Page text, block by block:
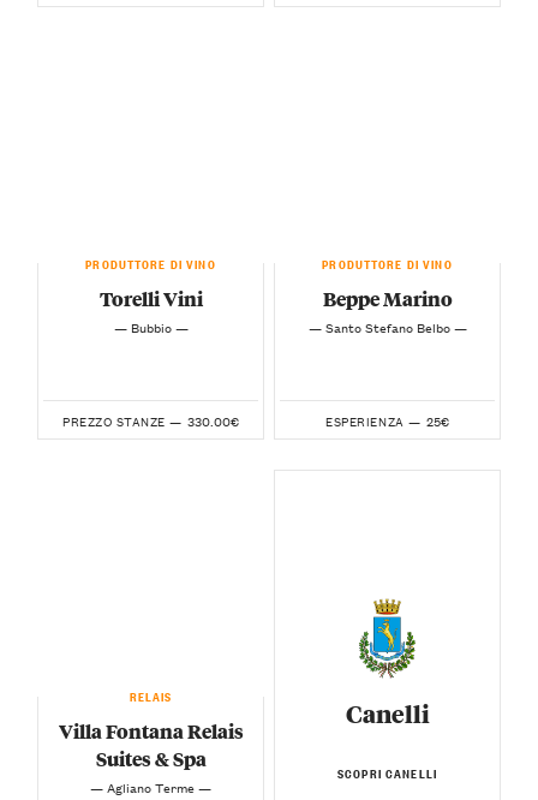
PRODUTTORE DI VINO
Torelli Vini
— Bubbio —
PREZZO STANZE — 330.00€
PRODUTTORE DI VINO
Beppe Marino
— Santo Stefano Belbo —
ESPERIENZA — 25€
RELAIS
Villa Fontana Relais
Suites & Spa
— Agliano Terme —
Canelli
SCOPRI CANELLI